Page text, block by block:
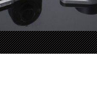
ASAHI 不锈钢带座轴承